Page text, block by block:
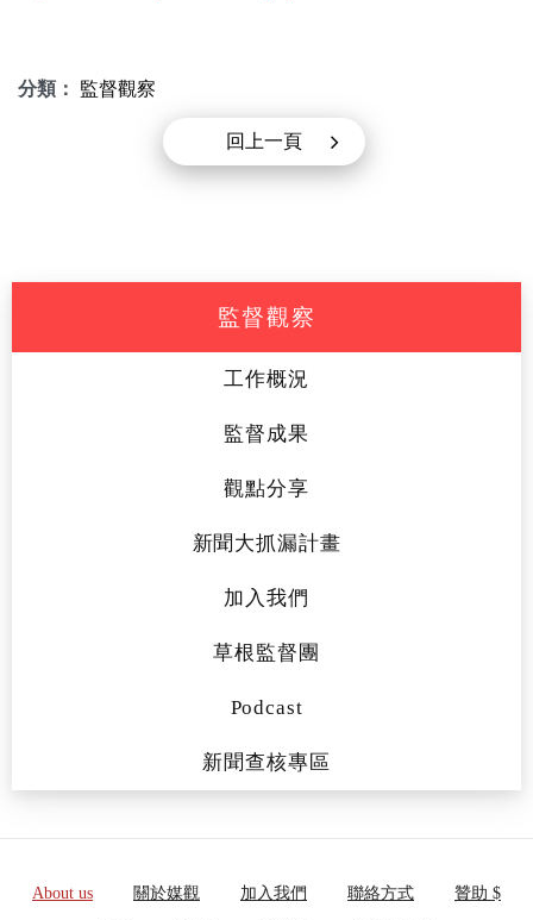
分類： 監督觀察
回上一頁
監督觀察
工作概況
監督成果
觀點分享
新聞大抓漏計畫
加入我們
草根監督團
Podcast
新聞查核專區
About us 關於媒觀 加入我們 聯絡方式 贊助 $